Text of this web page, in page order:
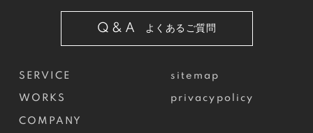
SERVICE
WORKS
COMPANY
sitemap
privacypolicy
Q&A よくあるご質問